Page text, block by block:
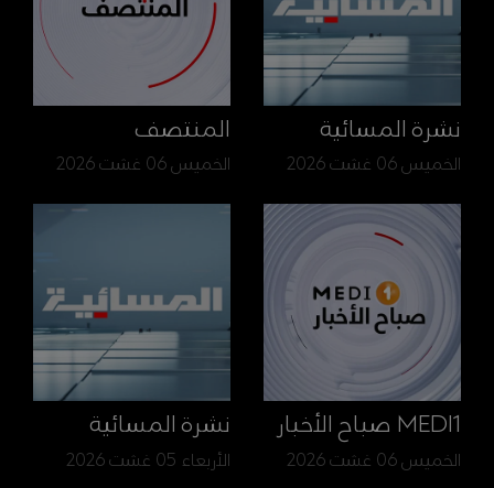
نشرة المسائية
الخميس 06 غشت 2026
المنتصف
الخميس 06 غشت 2026
MEDI1 صباح الأخبار
الخميس 06 غشت 2026
نشرة المسائية
الأربعاء 05 غشت 2026